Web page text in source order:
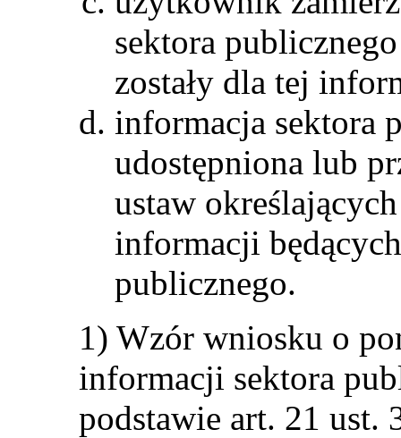
sektora
zostały dla tej
informacja sektora
udostępniona lub
ustaw
informacji
publicznego.
1) Wzór wniosku o
informacji sektora
podstawie art. 21 ust.